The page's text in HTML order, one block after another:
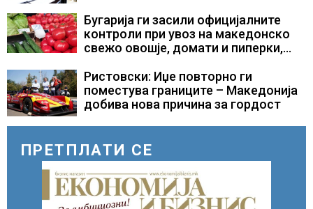
Бугарија ги засили официјалните
контроли при увоз на македонско
свежо овошје, домати и пиперки,
Ристовски: Иџе повторно ги
поместува границите – Македонија
добива нова причина за гордост
ПРЕТПЛАТИ СЕ